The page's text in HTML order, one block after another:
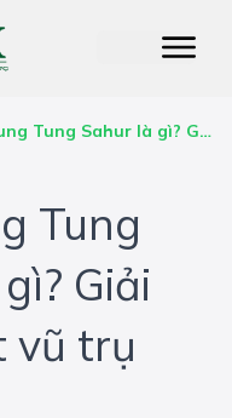
Xu hướng: Tung Tung Tung Sahur là gì? Giải thích nhân vật vũ trụ Brainrot
Tung
Giải
vũ trụ